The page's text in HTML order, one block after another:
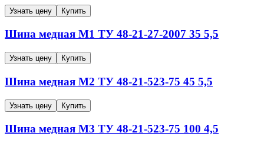
Узнать цену Купить
Шина медная М1 ТУ 48-21-27-2007 35 5,5
Узнать цену Купить
Шина медная М2 ТУ 48-21-523-75 45 5,5
Узнать цену Купить
Шина медная М3 ТУ 48-21-523-75 100 4,5